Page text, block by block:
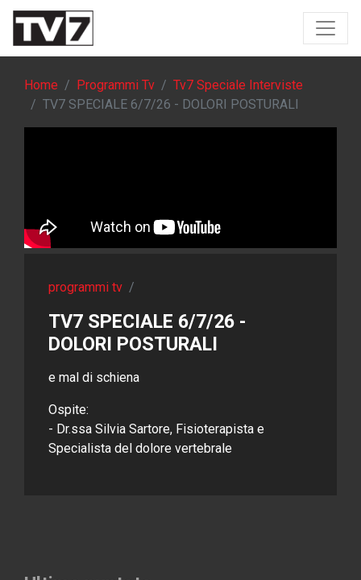
Home Programmi Tv
Tv7 Speciale Interviste
TV7 SPECIALE 6/7/26 - DOLORI POSTURALI
programmi tv /
TV7 SPECIALE 6/7/26 -
DOLORI POSTURALI
e mal di schiena
Ospite:
- Dr.ssa Silvia Sartore, Fisioterapista e
Specialista del dolore vertebrale